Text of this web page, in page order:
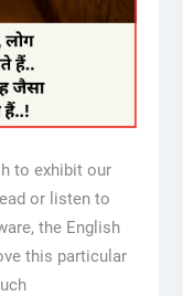
to exhibit our
or listen to
the English
this particular